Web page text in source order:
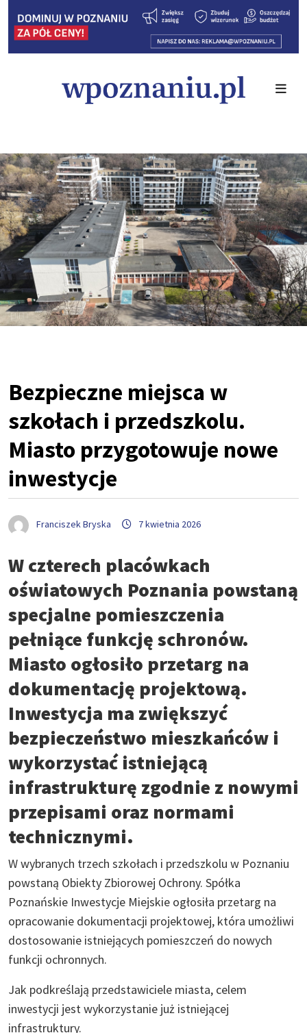
Bezpieczne miejsca w
szkołach i przedszkolu.
Miasto przygotowuje nowe
inwestycje
Franciszek Bryska 7 kwietnia 2026
W czterech placówkach
oświatowych Poznania powstaną
specjalne pomieszczenia
pełniące funkcję schronów.
Miasto ogłosiło przetarg na
dokumentację projektową.
Inwestycja ma zwiększyć
bezpieczeństwo mieszkańców i
wykorzystać istniejącą
infrastrukturę zgodnie z nowymi
przepisami oraz normami
technicznymi.
W wybranych trzech szkołach i przedszkolu w Poznaniu
powstaną Obiekty Zbiorowej Ochrony. Spółka
Poznańskie Inwestycje Miejskie ogłosiła przetarg na
opracowanie dokumentacji projektowej, która umożliwi
dostosowanie istniejących pomieszczeń do nowych
funkcji ochronnych.
Jak podkreślają przedstawiciele miasta, celem
inwestycji jest wykorzystanie już istniejącej
infrastruktury.